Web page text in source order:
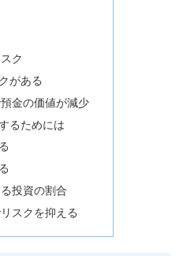
ク
がある
金の価値が減少
るためには
投資の割合
スクを抑える